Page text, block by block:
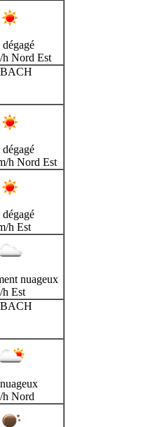
h Nord Est
h Nord Est
h Est
nuageux
h Est
h Nord